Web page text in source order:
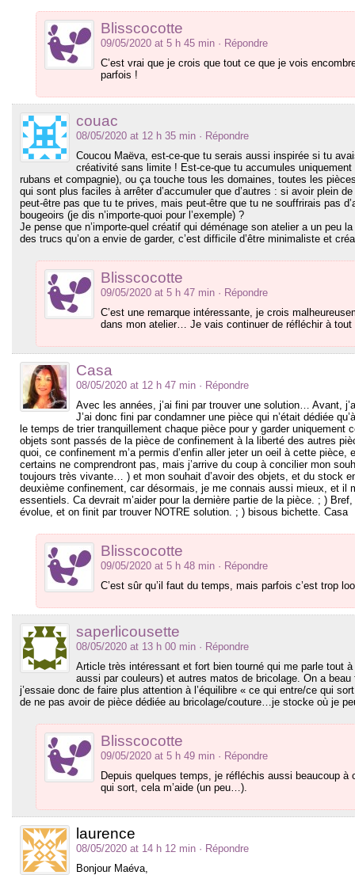
Blisscocotte
09/05/2020 at 5 h 45 min · Répondre
C’est vrai que je crois que tout ce que je vois
parfois !
couac
08/05/2020 at 12 h 35 min · Répondre
Coucou Maëva, est-ce-que tu serais aussi inspirée si tu
créativité sans limite ! Est-ce-que tu accumules
rubans et compagnie), ou ça touche tous les domaines, toutes les
qui sont plus faciles à arrêter d’accumuler que d’autres : si avoir plein
peut-être pas que tu te prives, mais peut-être que tu ne souffrirais pas
bougeoirs (je dis n’importe-quoi pour l’exemple) ?
Je pense que n’importe-quel créatif qui déménage son atelier a un peu
des trucs qu’on a envie de garder, c’est difficile d’être minimaliste et
Blisscocotte
09/05/2020 at 5 h 47 min · Répondre
C’est une remarque intéressante, je crois
dans mon atelier… Je vais continuer de réfléchir à tout
Casa
08/05/2020 at 12 h 47 min · Répondre
Avec les années, j’ai fini par trouver une solution… Avant,
J’ai donc fini par condamner une pièce qui n’était dédiée
le temps de trier tranquillement chaque pièce pour y garder uniquement
objets sont passés de la pièce de confinement à la liberté des autres
quoi, ce confinement m’a permis d’enfin aller jeter un oeil à cette
certains ne comprendront pas, mais j’arrive du coup à concilier mon
toujours très vivante… ) et mon souhait d’avoir des objets, et du stock
deuxième confinement, car désormais, je me connais aussi mieux, et il
essentiels. Ca devrait m’aider pour la dernière partie de la pièce. ; )
évolue, et on finit par trouver NOTRE solution. ; ) bisous bichette. Casa
Blisscocotte
09/05/2020 at 5 h 48 min · Répondre
C’est sûr qu’il faut du temps, mais parfois c’est trop
saperlicousette
08/05/2020 at 13 h 00 min · Répondre
Article très intéressant et fort bien tourné qui me parle tout
aussi par couleurs) et autres matos de bricolage. On a
j’essaie donc de faire plus attention à l’équilibre « ce qui entre/ce qui
de ne pas avoir de pièce dédiée au bricolage/couture…je stocke où je
Blisscocotte
09/05/2020 at 5 h 49 min · Répondre
Depuis quelques temps, je réfléchis aussi beaucoup
qui sort, cela m’aide (un peu…).
laurence
08/05/2020 at 14 h 12 min · Répondre
Bonjour Maéva,